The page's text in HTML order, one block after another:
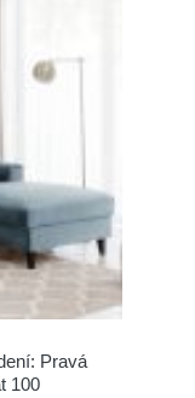
Pravá
100